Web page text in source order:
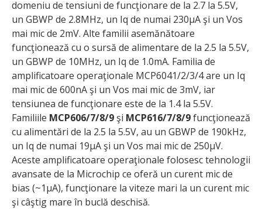
domeniu de tensiuni de funcţionare de la 2.7 la 5.5V,
un GBWP de 2.8MHz, un Iq de numai 230µA şi un Vos
mai mic de 2mV. Alte familii asemănătoare
funcţionează cu o sursă de alimentare de la 2.5 la 5.5V,
un GBWP de 10MHz, un Iq de 1.0mA. Familia de
amplificatoare operaţionale MCP6041/2/3/4 are un Iq
mai mic de 600nA şi un Vos mai mic de 3mV, iar
tensiunea de funcţionare este de la 1.4 la 5.5V.
Familiile MCP606/7/8/9şi MCP616/7/8/9funcţionează
cu alimentări de la 2.5 la 5.5V, au un GBWP de 190kHz,
un Iq de numai 19µA şi un Vos mai mic de 250µV.
Aceste amplificatoare operaţionale folosesc tehnologii
avansate de la Microchip ce oferă un curent mic de
bias (~1µA), funcţionare la viteze mari la un curent mic
şi câştig mare în buclă deschisă.